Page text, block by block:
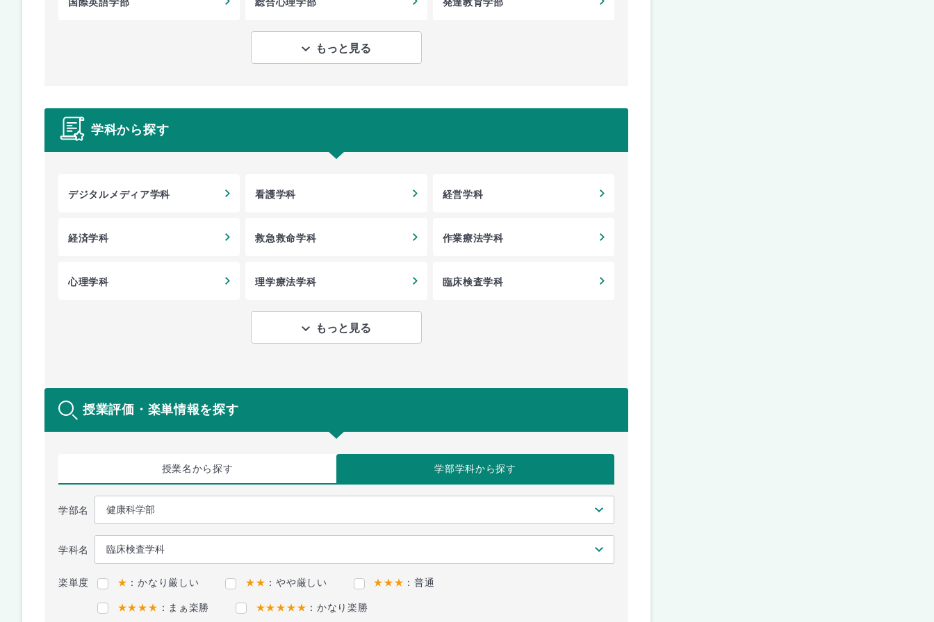
もっと見る
学科から探す
デジタルメディア学科 看護学科 経営学科
経済学科 救急救命学科 作業療法学科
心理学科 理学療法学科 臨床検査学科
もっと見る
授業評価・楽単情報を探す
授業名から探す 学部学科から探す
学部名
学科名
楽単度 ★ ：かなり厳しい ★★ ：やや厳しい ★★★ ：普通
★★★★ ：まぁ楽勝 ★★★★★ ：かなり楽勝